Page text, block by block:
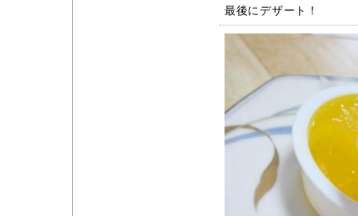
最後にデザート！